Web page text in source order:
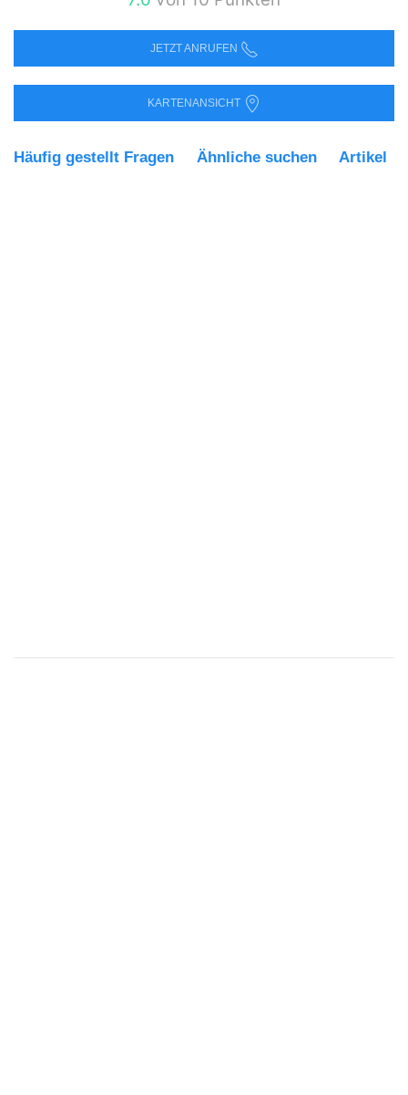
JETZT ANRUFEN
KARTENANSICHT
Häufig gestellt Fragen Ähnliche suchen Artikel